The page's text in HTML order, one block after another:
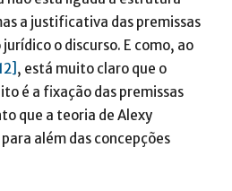
a justificativa das premissas
o discurso. E como, ao
, está muito claro que o
é a fixação das premissas
que a teoria de Alexy
além das concepções